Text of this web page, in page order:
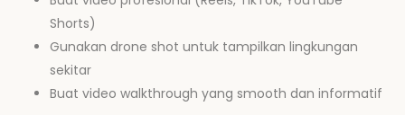
Shorts)
Gunakan drone shot untuk tampilkan lingkungan
sekitar
Buat video walkthrough yang smooth dan informatif